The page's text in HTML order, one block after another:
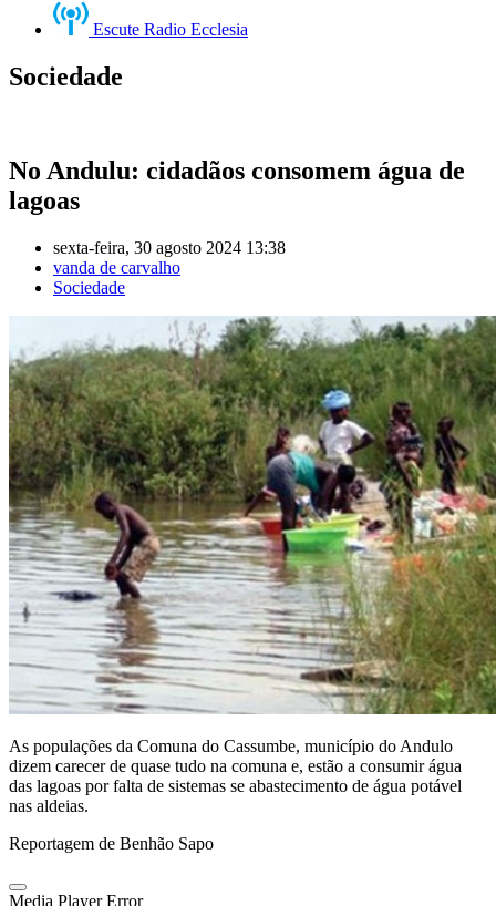
Escute Radio Ecclesia
Sociedade
No Andulu: cidadãos consomem água de
lagoas
sexta-feira, 30 agosto 2024 13:38
vanda de carvalho
Sociedade
As populações da Comuna do Cassumbe, município do Andulo
dizem carecer de quase tudo na comuna e, estão a consumir água
das lagoas por falta de sistemas se abastecimento de água potável
nas aldeias.
Reportagem de Benhão Sapo
Media Player Error